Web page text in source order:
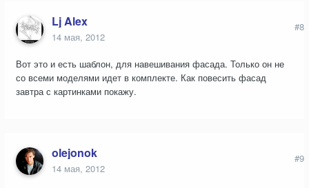
Lj Alex
14 мая, 2012
#8
Вот это и есть шаблон, для навешивания фасада. Только он не
со всеми моделями идет в комплекте. Как повесить фасад
завтра с картинками покажу.
olejonok
14 мая, 2012
#9